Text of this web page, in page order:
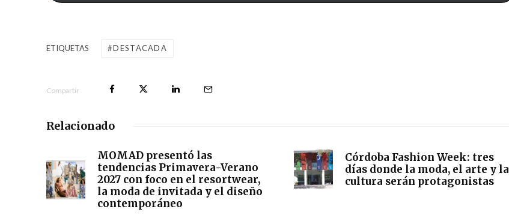
ETIQUETAS DESTACADA
Compartir
Relacionado
MOMAD presentó las
tendencias Primavera-Verano
2027 con foco en el resortwear,
la moda de invitada y el diseño
contemporáneo
Córdoba Fashion Week: tres
días donde la moda, el arte y la
cultura serán protagonistas